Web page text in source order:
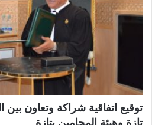
ا
ر
ا
ي
ك
توقيع اتفاقية شراكة وتعاون
تازة وهيئة المحامين بتازة